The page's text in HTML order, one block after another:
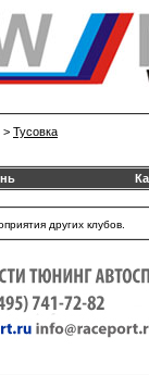
> Тусовка
других клубов.